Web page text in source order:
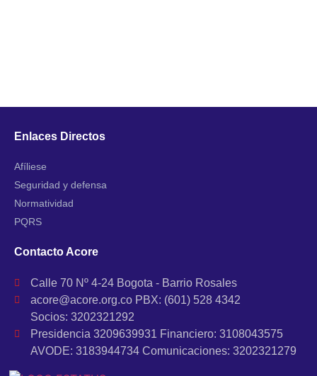
Enlaces Directos
Afíliese
Seguridad y defensa
Normatividad
PQRS
Contacto Acore
Calle 70 Nº 4-24 Bogota - Barrio Rosales
acore@acore.org.co PBX: (601) 528 4342
Socios: 3202321292
Presidencia 3209639931 Financiero: 3108043575
AVODE: 3183944734 Comunicaciones: 3202321279